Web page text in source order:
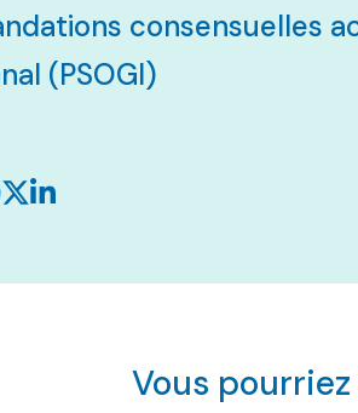
consensuelles
(PSOGI)
Vous